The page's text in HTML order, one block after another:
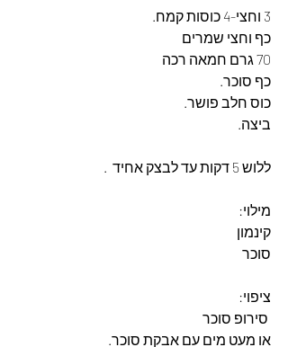
3 וחצי-4 כוסות קמח.
כף וחצי שמרים
70 גרם חמאה רכה
כף סוכר.
כוס חלב פושר.
ביצה.
ללוש 5 דקות עד לבצק אחיד  .
מילוי:
קינמון
סוכר
ציפוי:
או מעט מים עם אבקת סוכר.